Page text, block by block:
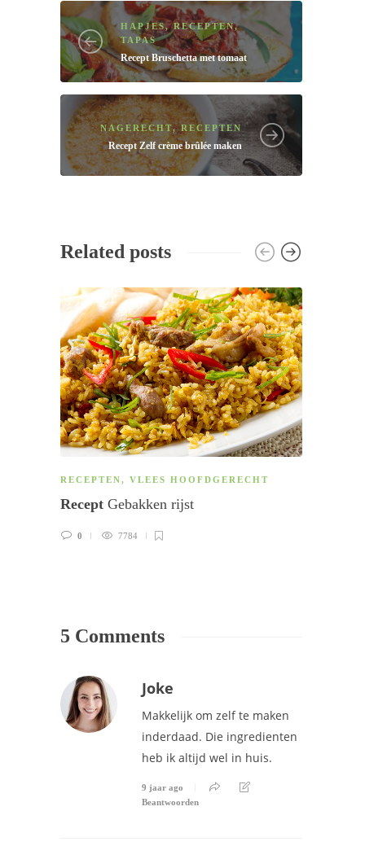
HAPJES,RECEPTEN,
TAPAS
ReceptBruschetta met tomaat
NAGERECHT,RECEPTEN
ReceptZelf crème brûlée maken
Related posts
RECEPTEN, VLEES HOOFDGERECHT
Recept Gebakken rijst
0 7784
5 Comments
Joke
Makkelijk om zelf te maken
inderdaad. Die ingredienten
heb ik altijd wel in huis.
9 jaar ago
Beantwoorden